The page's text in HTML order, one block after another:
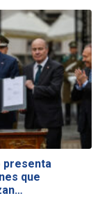
presenta
que